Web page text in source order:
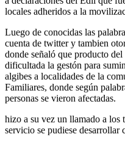
locales adheridos a la
Luego de conocidas las
cuenta de twitter y tambien
donde señaló que producto
dificultada la gestón para
algibes a localidades de la
Familiares, donde según
personas se vieron afectadas.
hizo a su vez un llamado a los
servicio se pudiese desarrollar